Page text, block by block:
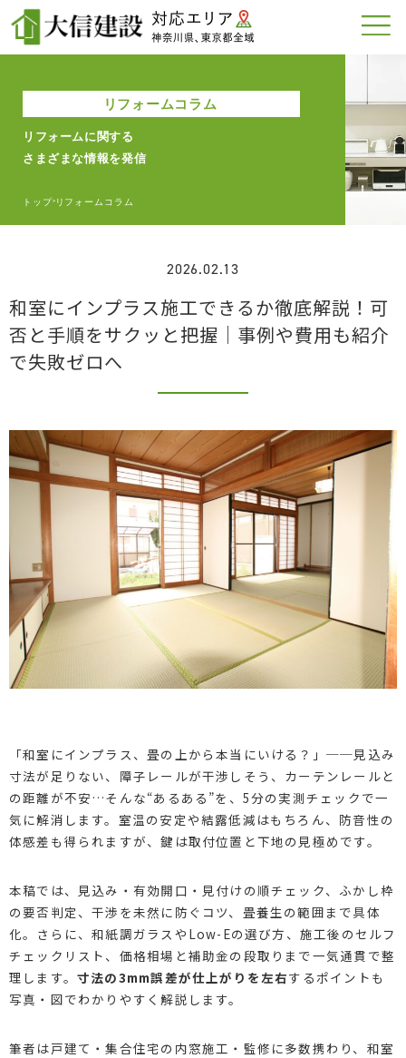
リフォームコラム
リフォームに関する
さまざまな情報を発信
トップ>リフォームコラム
2026.02.13
和室にインプラス施工できるか徹底解説！可
否と手順をサクッと把握｜事例や費用も紹介
で失敗ゼロへ
「和室にインプラス、畳の上から本当にいける？」──見込み
寸法が足りない、障子レールが干渉しそう、カーテンレールと
の距離が不安…そんな“あるある”を、5分の実測チェックで一
気に解消します。室温の安定や結露低減はもちろん、防音性の
体感差も得られますが、鍵は取付位置と下地の見極めです。
本稿では、見込み・有効開口・見付けの順チェック、ふかし枠
の要否判定、干渉を未然に防ぐコツ、畳養生の範囲まで具体
化。さらに、和紙調ガラスやLow-Eの選び方、施工後のセルフ
チェックリスト、価格相場と補助金の段取りまで一気通貫で整
理します。寸法の3mm誤差が仕上がりを左右するポイントも
写真・図でわかりやすく解説します。
筆者は戸建て・集合住宅の内窓施工・監修に多数携わり、和室